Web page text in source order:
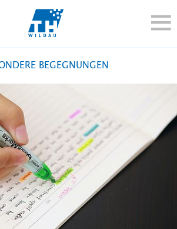
TH-
TRANSFER
und Anfahrt Webmail
Personensuche
BEGEGNUNGEN